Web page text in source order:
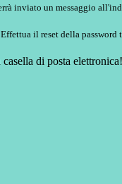
inviato un messaggio
il reset della password
di posta elettronica!